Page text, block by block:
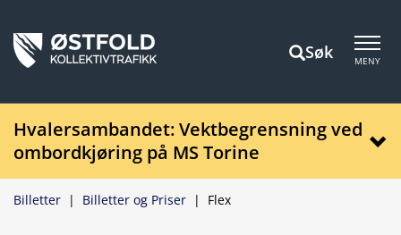
Søk MENY
Hvalersambandet: Vektbegrensning ved
ombordkjøring på MS Torine
Flex
|
Billetter og Priser
|
Billetter